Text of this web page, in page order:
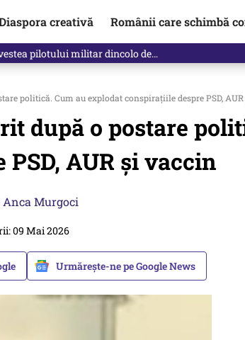
creativă Românii care schimbă
Gheorghiu care l-a uluit pe Eugen…
politică. Cum au explodat conspirațiile despre PSD,
după o postare
AUR și vaccin
Anca Murgoci
09 Mai 2026
Urmărește-ne pe Google News